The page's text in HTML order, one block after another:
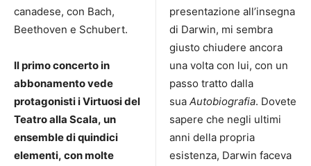
canadese, con Bach,
Beethoven e Schubert.
Il primo concerto in
abbonamento vede
protagonisti i Virtuosi del
Teatro alla Scala, un
ensemble di quindici
elementi, con molte
presentazione all’insegna
di Darwin, mi sembra
giusto chiudere ancora
una volta con lui, con un
passo tratto dalla
sua Autobiografia. Dovete
sapere che negli ultimi
anni della propria
esistenza, Darwin faceva